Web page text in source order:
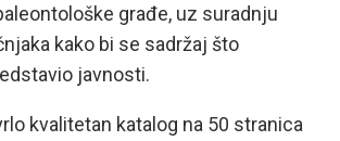
građe, uz suradnju
kako bi se sadržaj što
javnosti.
kvalitetan katalog na 50 stranica